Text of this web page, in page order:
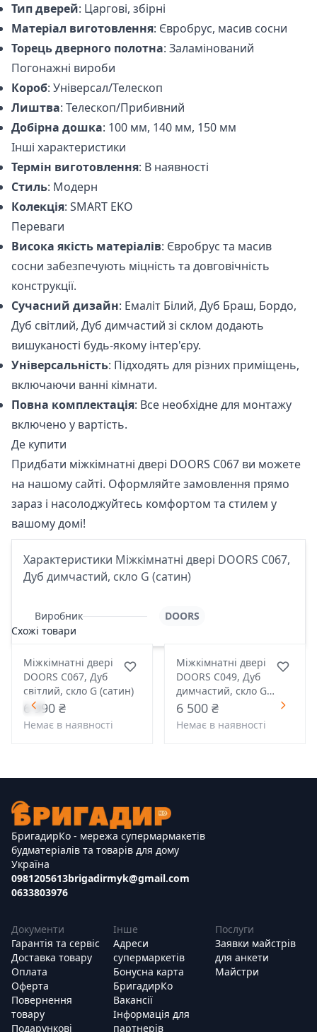
Тип дверей: Царгові, збірні
Матеріал виготовлення: Євробрус, масив сосни
Торець дверного полотна: Заламінований
Погонажні вироби
Короб: Універсал/Телескоп
Лиштва: Телескоп/Прибивний
Добірна дошка: 100 мм, 140 мм, 150 мм
Інші характеристики
Термін виготовлення: В наявності
Стиль: Модерн
Колекція: SMART EKO
Переваги
Висока якість матеріалів: Євробрус та масив
сосни забезпечують міцність та довговічність
конструкції.
Сучасний дизайн: Емаліт Білий, Дуб Браш, Бордо,
Дуб світлий, Дуб димчастий зі склом додають
вишуканості будь-якому інтер'єру.
Універсальність: Підходять для різних приміщень,
включаючи ванні кімнати.
Повна комплектація: Все необхідне для монтажу
включено у вартість.
Де купити
Придбати міжкімнатні двері DOORS С067 ви можете
на нашому сайті. Оформляйте замовлення прямо
зараз і насолоджуйтесь комфортом та стилем у
вашому домі!
Характеристики Міжкімнатні двері DOORS С067,
Дуб димчастий, скло G (сатин)
Виробник
DOORS
Схожі товари
Міжкімнатні двері
DOORS С067, Дуб
світлий, скло G (сатин)
6 990 ₴
Немає в наявності
Міжкімнатні двері
DOORS С049, Дуб
димчастий, скло G
(сатин)
6 500 ₴
Немає в наявності
БригадирКо - мережа супермармакетів
будматеріалів та товарів для дому
Україна
0981205613
0633803976
brigadirmyk@gmail.com
Документи
Гарантія та сервіс
Доставка товару
Оплата
Оферта
Повернення
товару
Подарункові
Інше
Адреси
супермаркетів
Бонусна карта
БригадирКо
Вакансії
Інформація для
партнерів
Послуги
Заявки майстрів
для анкети
Майстри